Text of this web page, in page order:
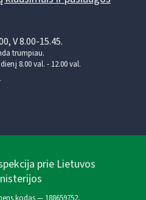
V 8.00-15.45.
trumpiau.
8.00 val. - 12.00 val.
prie Lietuvos